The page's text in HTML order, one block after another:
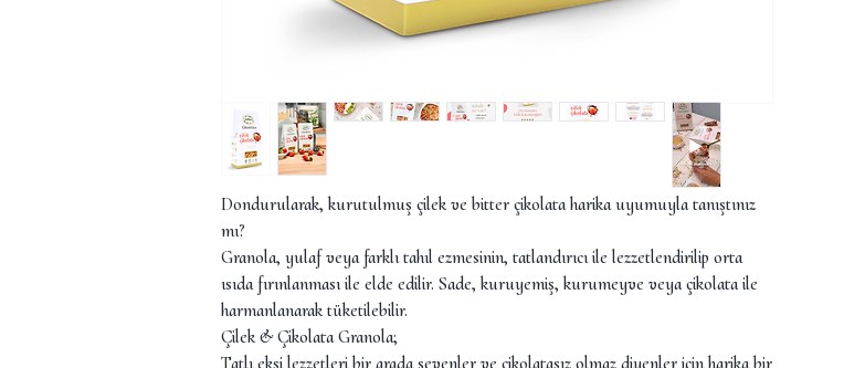
Dondurularak, kurutulmuş çilek ve bitter çikolata harika uyumuyla tanıştınız
mı?
Granola, yulaf veya farklı tahıl ezmesinin, tatlandırıcı ile lezzetlendirilip orta
ısıda fırınlanması ile elde edilir. Sade, kuruyemiş, kurumeyve veya çikolata ile
harmanlanarak tüketilebilir.
Çilek & Çikolata Granola;